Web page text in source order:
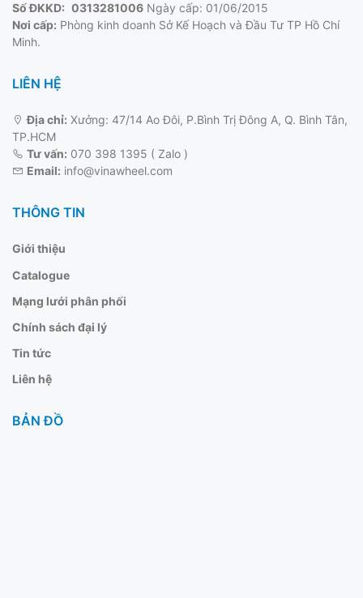
Số ĐKKD: 0313281006 Ngày cấp: 01/06/2015
Nơi cấp: Phòng kinh doanh Sở Kế Hoạch và Đầu Tư TP Hồ Chí
Minh.
LIÊN HỆ
Địa chỉ: Xưởng: 47/14 Ao Đôi, P.Bình Trị Đông A, Q. Bình Tân,
TP.HCM
Tư vấn: 070 398 1395 ( Zalo )
Email: info@vinawheel.com
THÔNG TIN
Giới thiệu
Catalogue
Mạng lưới phân phối
Chính sách đại lý
Tin tức
Liên hệ
BẢN ĐỒ